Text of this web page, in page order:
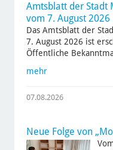
Amtsblatt der Stadt
vom 7. August 2026
Das Amtsblatt der
7. August 2026 ist
Öffentliche
mehr
07.08.2026
Neue Folge von